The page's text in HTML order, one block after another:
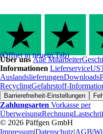
(Öffnet in neuem Tab)
Über unsAlle Mitarbeiter
Informationen Lieferservice
AuslandslieferungenDownloads
RecyclingGefahrstoff-
Barrierefreiheit-Einstellungen
Zahlungsarten Vorkasse per
ÜberweisungRechnung
© 2026 Päffgen GmbH
Impressum|Datenschutz|AGB|